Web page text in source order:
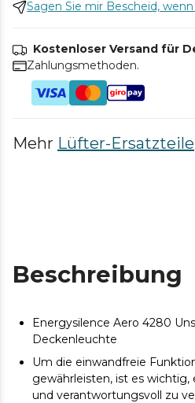
Sagen Sie mir Bescheid,
Kostenloser Versand für
Zahlungsmethoden.
Mehr Lüfter-Ersatzteile
Beschreibung
Energysilence Aero 4280
Deckenleuchte
Um die einwandfreie
gewährleisten, ist es
und verantwortungsvoll zu